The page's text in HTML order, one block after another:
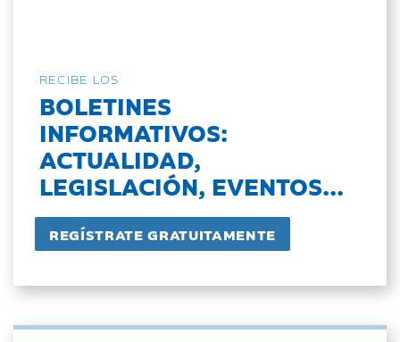
RECIBE LOS
BOLETINES
INFORMATIVOS:
ACTUALIDAD,
LEGISLACIÓN, EVENTOS...